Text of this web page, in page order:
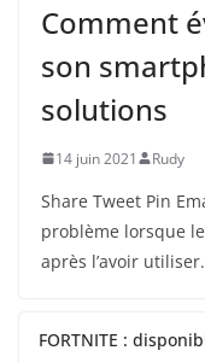
Comment
son
solutions
14 juin 2021 Rudy
Share Tweet Pin
problème lorsque
après l’avoir
FORTNITE :